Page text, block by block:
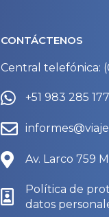
CONTÁCTENOS
Central telefónica:
+51 983 285 177
Av. Larco 759
Política de
datos